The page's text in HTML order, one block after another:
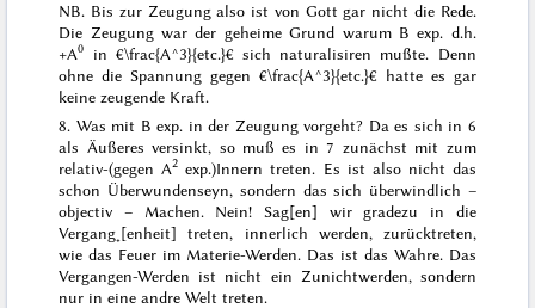
NB. Bis zur Zeugung also ist von Gott gar nicht die Rede.
Die Zeugung war der geheime Grund warum B exp. d.h.
+A0
in €\frac{A^3}{etc.}€ sich naturalisiren mußte. Denn
ohne die Spannung gegen €\frac{A^3}{etc.}€ hatte es gar
keine zeugende Kraft.
8. Was mit B exp. in der Zeugung vorgeht? Da es sich in 6
als Äußeres versinkt, so muß es in 7 zunächst mit zum
relativ-(gegen A2 exp.)Innern treten. Es ist also nicht das
schon Überwundenseyn, sondern das sich überwindlich –
objectiv – Machen. Nein! Sag[en] wirgradezu in die
Vergang˖[enheit] treten, innerlich werden, zurücktreten,
wie das Feuer im Materie-Werden. Das ist das Wahre. Das
Vergangen-Werden ist nicht ein Zunichtwerden, sondern
nur in eine andre Welt treten.